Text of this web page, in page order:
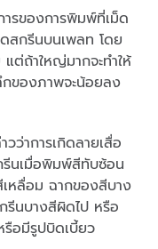
รของการพิมพ์ที่เม็ด
สกรีนบนเพลท โดย
ต่ถ้าใหญ่มากจะทำให้
ของภาพจะน้อยลง
ว่าการเกิดลายเสื่อ
นเมื่อพิมพ์สีทับซ้อน
หลื่อม ฉากของสีบาง
รีนบางสีผิดไป หรือ
รือมีรูปบิดเบี้ยว